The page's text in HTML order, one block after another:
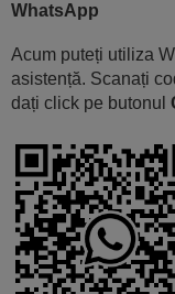
WhatsApp
Acum puteți utiliza
asistență. Scanați
dați click pe butonul